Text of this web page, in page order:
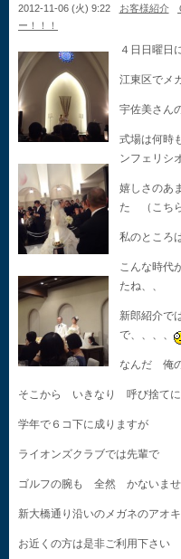
2012-11-06 (火) 9:22 お客様紹介
ー！！！
４日日曜日
江東区でメ
宇佐美さん
式場は何時
ンフェリシ
嬉しさのあ
た （こち
私のところ
こんな時代
たね、、
新郎紹介で
で、、、、
なんだ 俺の
そこから いきなり 呼び捨てに
学年で６コ下に成りますが
ライオンズクラブでは先輩で
ゴルフの腕も 全然 かないませ
新大橋通り沿いのメガネのアオ
お近くの方は是非ご利用下さい